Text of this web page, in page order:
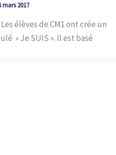
mars 2017
élèves de CM1 ont crée un
» Je SUIS ». Il est basé